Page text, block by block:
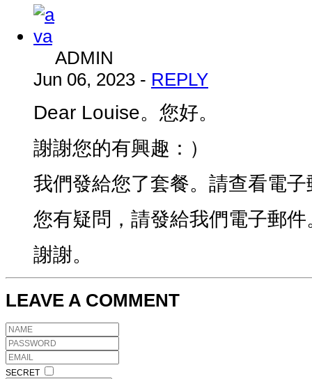
ADMIN
Jun 06, 2023 - REPLY
Dear Louise。您好。
謝謝您的有興趣：）
我們發給您了套餐。請查看電子
您有疑問，請發給我們電子郵件
謝謝。
LEAVE A COMMENT
SECRET